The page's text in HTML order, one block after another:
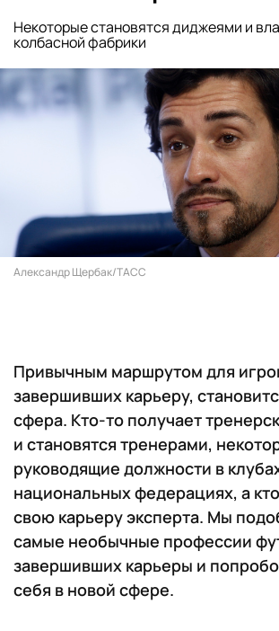
Некоторые становятся диджеями и
колбасной фабрики
Александр Щербак/ТАСС
Привычным маршрутом для
завершивших карьеру,
сфера. Кто-то получает
и становятся тренерами,
руководящие должности в
национальных федерациях, а
свою карьеру эксперта. Мы
самые необычные профессии
завершивших карьеры и
себя в новой сфере.